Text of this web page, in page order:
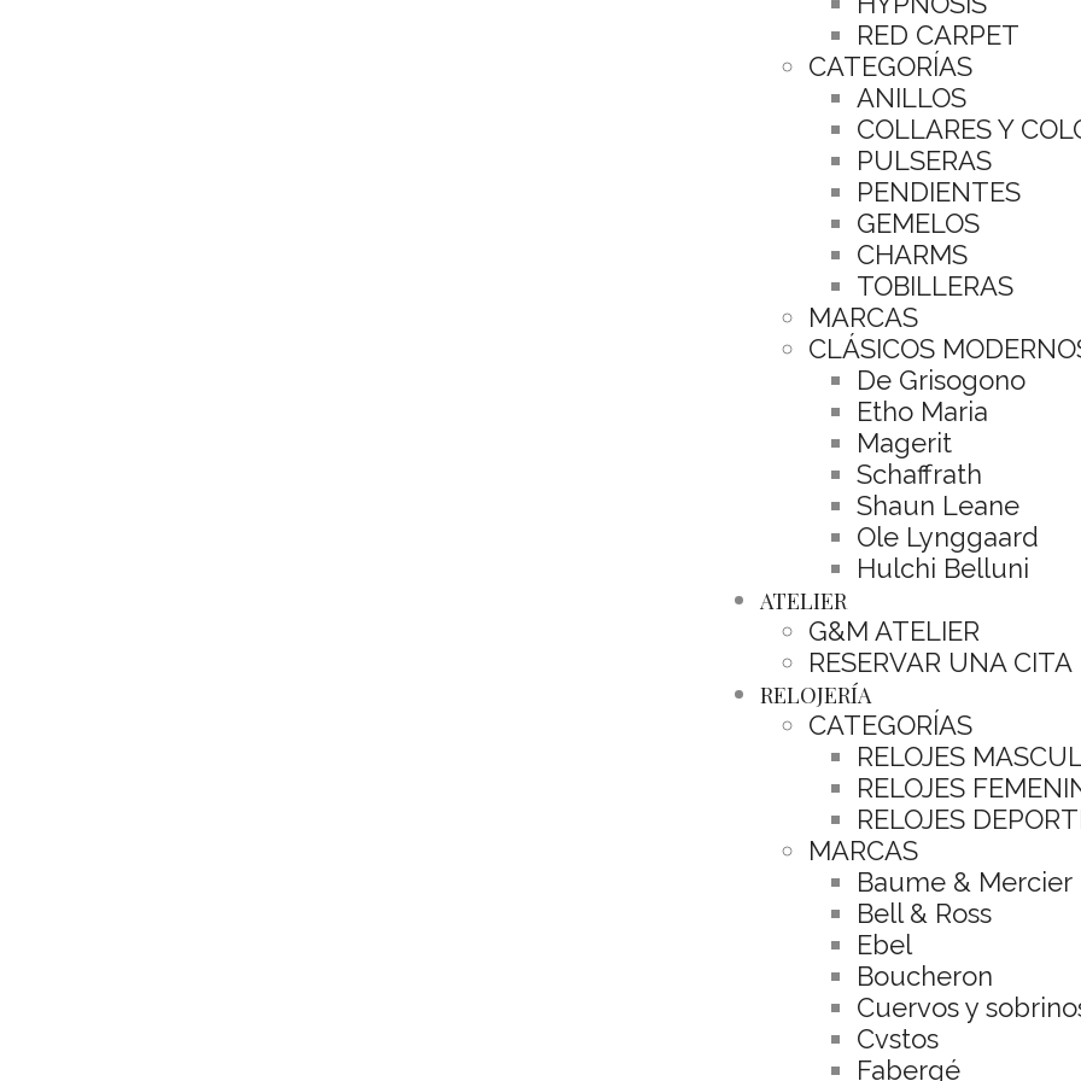
RED CARPET
CATEGORÍAS
ANILLOS
COLLARES Y
PULSERAS
PENDIENTES
GEMELOS
CHARMS
TOBILLERAS
MARCAS
CLÁSICOS
De Grisogono
Etho Maria
Magerit
Schaffrath
Shaun Leane
Ole Lynggaard
Hulchi Belluni
ATELIER
G&M ATELIER
RESERVAR UNA CITA
RELOJERÍA
CATEGORÍAS
RELOJES
RELOJES
RELOJES
MARCAS
Baume & Mercier
Bell & Ross
Ebel
Boucheron
Cuervos y
Cvstos
Fabergé